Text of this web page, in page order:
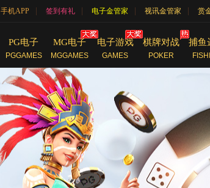
手机APP 签到有礼 电子金管家 视讯金管家 赏
PG电子
PGGAMES
MG电子
MGGAMES
电子游戏
GAMES
棋牌对战
POKER
捕鱼